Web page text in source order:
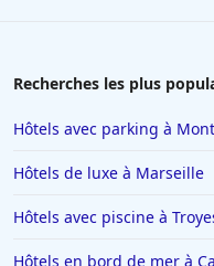
Recherches les plus
Hôtels avec parking à
Hôtels de luxe à Marseille
Hôtels avec piscine à
Hôtels en bord de mer à